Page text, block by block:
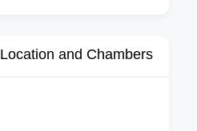
Location and Chambers